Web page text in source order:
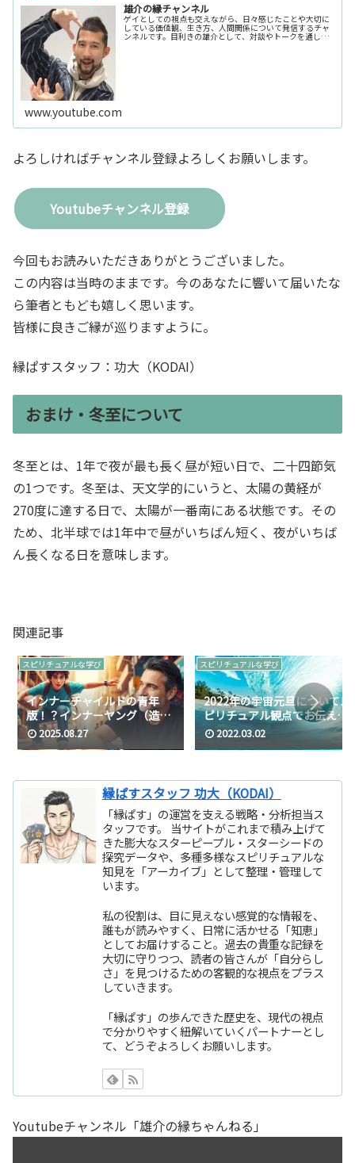
雄介の縁チャンネル
ゲイとしての視点も交えながら、日々感じたことや大切に
している価値観、生き方、人間関係について発信するチャ
ンネルです。目利きの雄介として、対談やトークを通し
て、気になる人、推したい人、面白い人の魅力や人とな
www.youtube.com
よろしければチャンネル登録よろしくお願いします。
Youtubeチャンネル登録
今回もお読みいただきありがとうございました。
この内容は当時のままです。今のあなたに響いて届いたな
ら筆者ともども嬉しく思います。
皆様に良きご縁が巡りますように。
縁ぱすスタッフ：功大（KODAI）
おまけ・冬至について
冬至とは、1年で夜が最も長く昼が短い日で、二十四節気
の1つです。冬至は、天文学的にいうと、太陽の黄経が
270度に達する日で、太陽が一番南にある状態です。その
ため、北半球では1年中で昼がいちばん短く、夜がいちば
ん長くなる日を意味します。
関連記事
スピリチュアルな学び
インナーチャイルドの青年
版！？インナーヤング（造語
の話）
2025.08.27
スピリチュアルな学び
2022年の宇宙元旦についてス
ピリチュアル観点でお伝えし
ます2022.03.02
縁ぱすスタッフ 功大（KODAI）
「縁ぱす」の運営を支える戦略・分析担当ス
タッフです。 当サイトがこれまで積み上げて
きた膨大なスターピープル・スターシードの
探究データや、多種多様なスピリチュアルな
知見を「アーカイブ」として整理・管理して
います。
私の役割は、目に見えない感覚的な情報を、
誰もが読みやすく、日常に活かせる「知恵」
としてお届けすること。過去の貴重な記録を
大切に守りつつ、読者の皆さんが「自分らし
さ」を見つけるための客観的な視点をプラス
していきます。
「縁ぱす」の歩んできた歴史を、現代の視点
で分かりやすく紐解いていくパートナーとし
て、どうぞよろしくお願いします。
Youtubeチャンネル「雄介の縁ちゃんねる」